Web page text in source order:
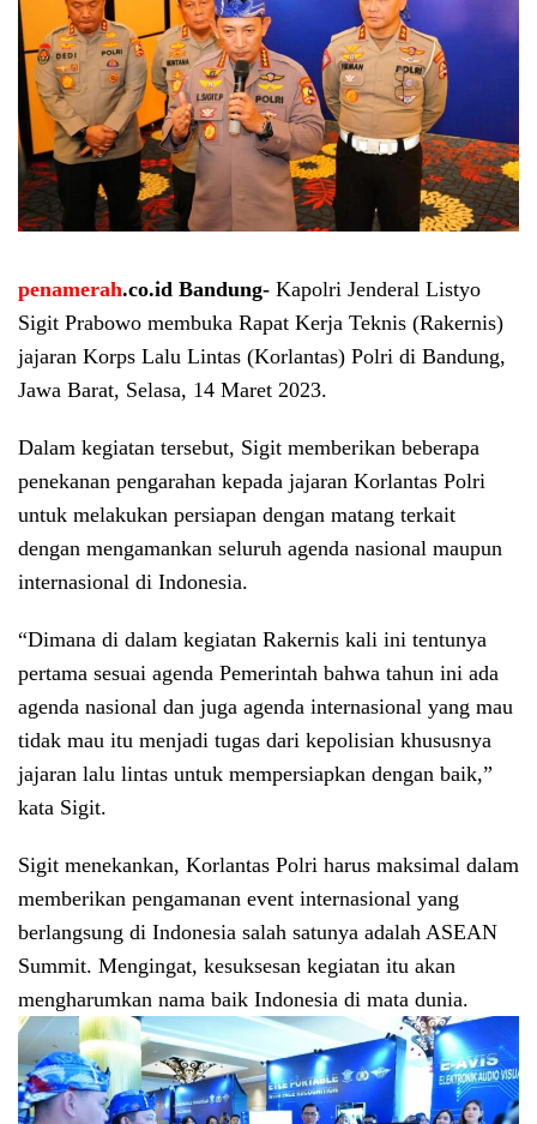
penamerah.co.id Bandung- Kapolri Jenderal Listyo
Sigit Prabowo membuka Rapat Kerja Teknis (Rakernis)
jajaran Korps Lalu Lintas (Korlantas) Polri di Bandung,
Jawa Barat, Selasa, 14 Maret 2023.
Dalam kegiatan tersebut, Sigit memberikan beberapa
penekanan pengarahan kepada jajaran Korlantas Polri
untuk melakukan persiapan dengan matang terkait
dengan mengamankan seluruh agenda nasional maupun
internasional di Indonesia.
“Dimana di dalam kegiatan Rakernis kali ini tentunya
pertama sesuai agenda Pemerintah bahwa tahun ini ada
agenda nasional dan juga agenda internasional yang mau
tidak mau itu menjadi tugas dari kepolisian khususnya
jajaran lalu lintas untuk mempersiapkan dengan baik,”
kata Sigit.
Sigit menekankan, Korlantas Polri harus maksimal dalam
memberikan pengamanan event internasional yang
berlangsung di Indonesia salah satunya adalah ASEAN
Summit. Mengingat, kesuksesan kegiatan itu akan
mengharumkan nama baik Indonesia di mata dunia.